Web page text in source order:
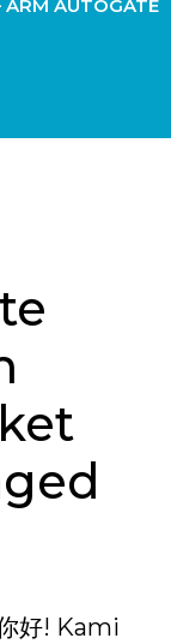
ARM AUTOGATE
好! Kami